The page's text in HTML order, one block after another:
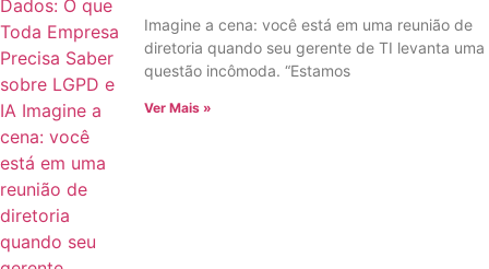
Imagine a cena: você está em uma reunião de
diretoria quando seu gerente de TI levanta uma
questão incômoda. “Estamos
Ver Mais »